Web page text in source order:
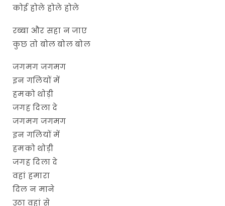
कोई होले होले होले
रब्बा और सहा न जाए
कुछ तो बोल बोल बोल
जगमग जगमग
इन गलियों में
हमको थोड़ी
जगह दिला दे
जगमग जगमग
इन गलियों में
हमको थोड़ी
जगह दिला दे
वहां हमारा
दिल न माने
उठा वहां से